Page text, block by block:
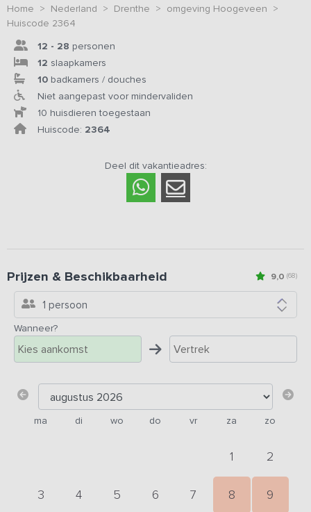
Home > Nederland > Drenthe > omgeving Hoogeveen >
Huiscode 2364
12 - 28 personen
12 slaapkamers
10 badkamers / douches
Niet aangepast voor mindervaliden
10 huisdieren toegestaan
Huiscode: 2364
Deel dit vakantieadres:
9,0 (68)
Prijzen & Beschikbaarheid
1 persoon
Wanneer?
ma di wo do vr za zo
1 2
3 4 5 6 7 8 9